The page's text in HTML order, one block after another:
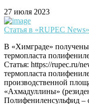
27 июля 2023
Статья в «RUPEC News»
В «Химграде»
термопласта
Статья: https://rupec.ru/
термопласта
производственной
«Ахмадуллины»
Полифениленсульфид –